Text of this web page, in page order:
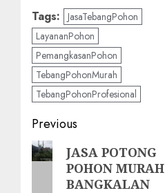
Tags: JasaTebangPohon
LayananPohon
PemangkasanPohon
TebangPohonMurah
TebangPohonProfesional
Post
navigation
Previous
PreviousJASA POTONG
POHON MURAH
BANGKALAN